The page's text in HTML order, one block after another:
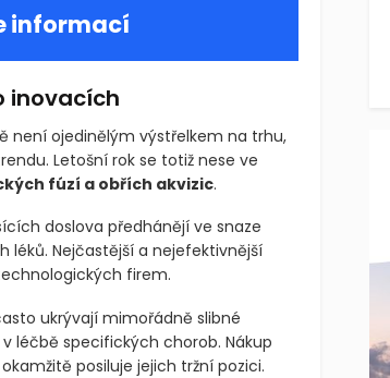
informací
inovacích
není ojedinělým výstřelkem na trhu,
Letošní rok se totiž nese ve
fúzí a obřích akvizic.
doslova předhánějí ve snaze
Nejčastější a nejefektivnější
firem.
ukrývají mimořádně slibné
léčbě specifických chorob. Nákup
posiluje jejich tržní pozici.